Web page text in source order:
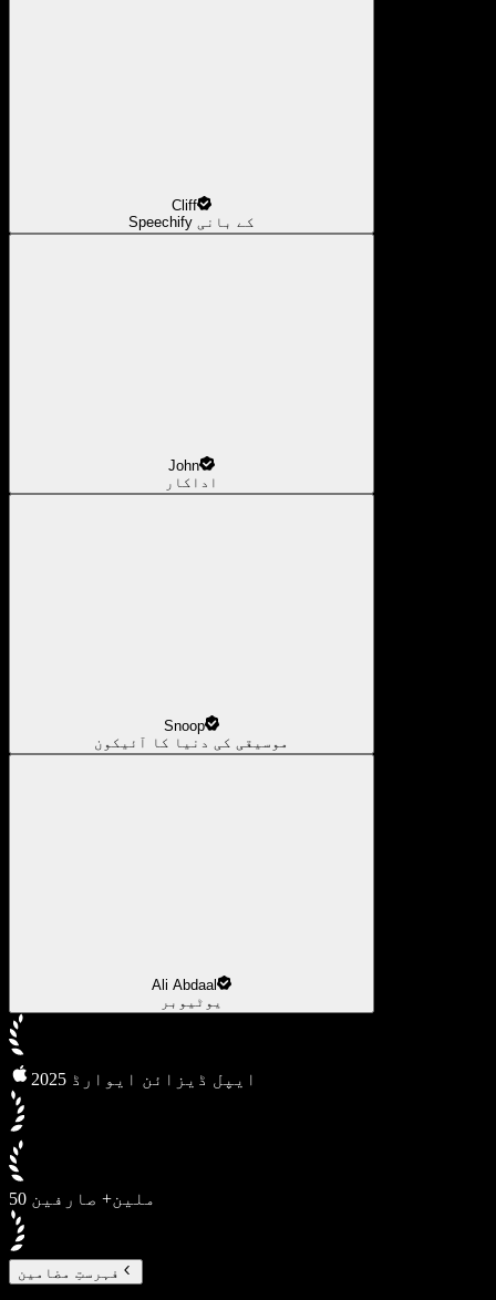
Cliff
Speechify کے بانی
John
اداکار
Snoop
موسیقی کی دنیا کا آئیکون
Ali Abdaal
یوٹیوبر
2025 ایپل ڈیزائن ایوارڈ
50 ملین+ صارفین
فہرستِ مضامین